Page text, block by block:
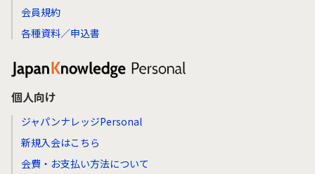
会員規約
各種資料／申込書
個人向け
ジャパンナレッジPersonal
新規入会はこちら
会費・お支払い方法について